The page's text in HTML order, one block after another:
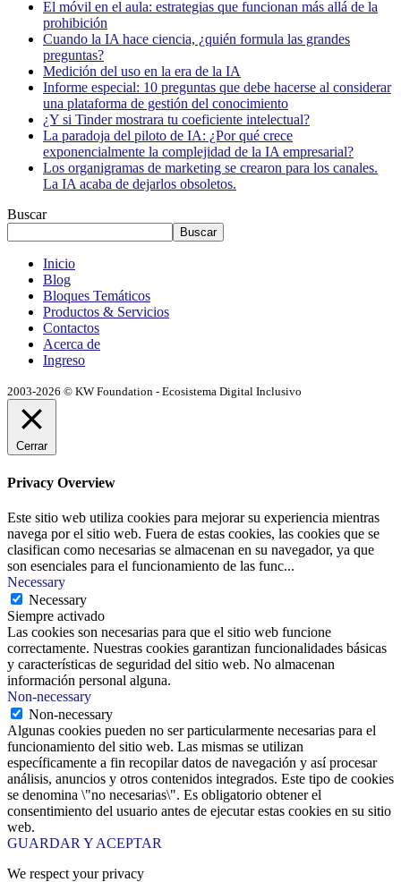
El móvil en el aula: estrategias que funcionan más allá de la
prohibición
Cuando la IA hace ciencia, ¿quién formula las grandes
preguntas?
Medición del uso en la era de la IA
Informe especial: 10 preguntas que debe hacerse al considerar
una plataforma de gestión del conocimiento
¿Y si Tinder mostrara tu coeficiente intelectual?
La paradoja del piloto de IA: ¿Por qué crece
exponencialmente la complejidad de la IA empresarial?
Los organigramas de marketing se crearon para los canales.
La IA acaba de dejarlos obsoletos.
Buscar
Buscar
Inicio
Blog
Bloques Temáticos
Productos & Servicios
Contactos
Acerca de
Ingreso
2003-2026 © KW Foundation - Ecosistema Digital Inclusivo
Cerrar
Privacy Overview
Este sitio web utiliza cookies para mejorar su experiencia mientras
navega por el sitio web. Fuera de estas cookies, las cookies que se
clasifican como necesarias se almacenan en su navegador, ya que
son esenciales para el funcionamiento de las func...
Necessary
Necessary
Siempre activado
Las cookies son necesarias para que el sitio web funcione
correctamente. Nuestras cookies garantizan funcionalidades básicas
y características de seguridad del sitio web. No almacenan
información personal alguna.
Non-necessary
Non-necessary
Algunas cookies pueden no ser particularmente necesarias para el
funcionamiento del sitio web. Las mismas se utilizan
específicamente a fin recopilar datos de navegación y así procesar
análisis, anuncios y otros contenidos integrados. Este tipo de cookies
se denomina \"no necesarias\". Es obligatorio obtener el
consentimiento del usuario antes de ejecutar estas cookies en su sitio
web.
GUARDAR Y ACEPTAR
We respect your privacy